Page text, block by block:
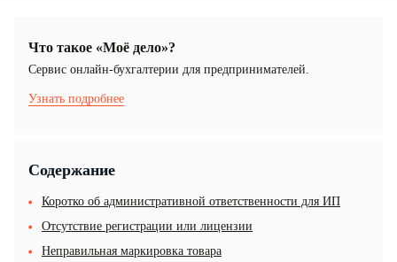
Что такое «Моё дело»?
Cервис онлайн-бухгалтерии для предпринимателей.
Узнать подробнее
Содержание
Коротко об административной ответственности для ИП
Отсутствие регистрации или лицензии
Неправильная маркировка товара